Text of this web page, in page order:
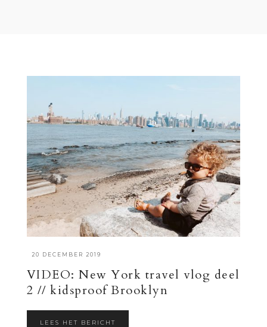
20 DECEMBER 2019
VIDEO: New York travel vlog deel
2 // kidsproof Brooklyn
LEES HET BERICHT